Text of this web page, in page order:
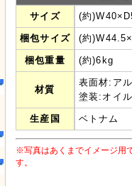
サイズ (約
梱包サイズ (約
梱包重量 (約)6kg
材質
表面材:ア
塗装:オイル
生産国 ベトナム
※写真はあくまでイメージ用
す。